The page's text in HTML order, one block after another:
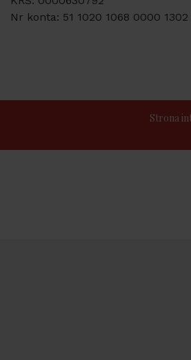
Nr konta: 51 1020 1068 0000 1302
Strona